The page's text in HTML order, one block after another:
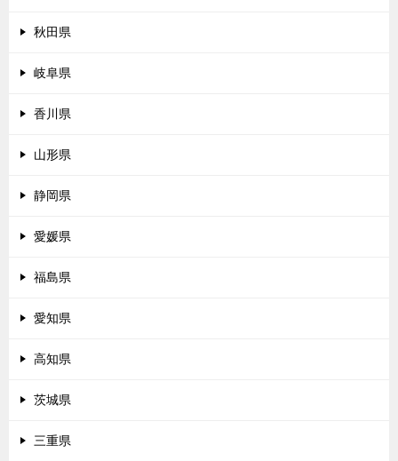
秋田県
岐阜県
香川県
山形県
静岡県
愛媛県
福島県
愛知県
高知県
茨城県
三重県